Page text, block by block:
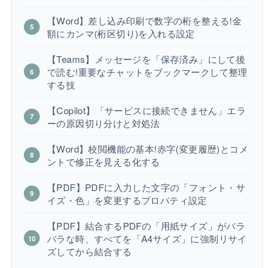
【Word】差し込み印刷で数字の桁を整える!金
額にカンマ(桁区切り)を入れる設定
【Teams】メッセージを「保存済み」にして後
で読む!重要なチャットをブックマークして整理
する技
【Copilot】「サービスに接続できません」エラ
ーの原因切り分けと対処法
【Word】校閲機能の基本!赤字(変更履歴)とコメ
ントで修正を見える化する
【PDF】PDFに入力した文字の「フォント・サ
イズ・色」を変更するプロパティ設定
【PDF】結合するPDFの「用紙サイズ」がバラ
バラな時、すべてを「A4サイズ」に強制リサイ
ズしてから結合する